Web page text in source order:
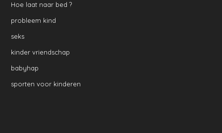
Hoe laat naar bed ?
probleem kind
seks
kinder vriendschap
babyhap
sporten voor kinderen